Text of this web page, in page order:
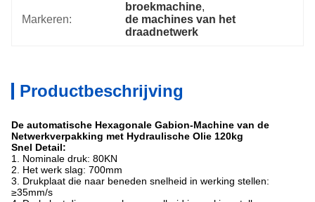
Markeren:
broekmachine,
de machines van het
draadnetwerk
Productbeschrijving
De automatische Hexagonale Gabion-Machine van de
Netwerkverpakking met Hydraulische Olie 120kg
Snel Detail:
1. Nominale druk: 80KN
2. Het werk slag: 700mm
3. Drukplaat die naar beneden snelheid in werking stellen:
≥35mm/s